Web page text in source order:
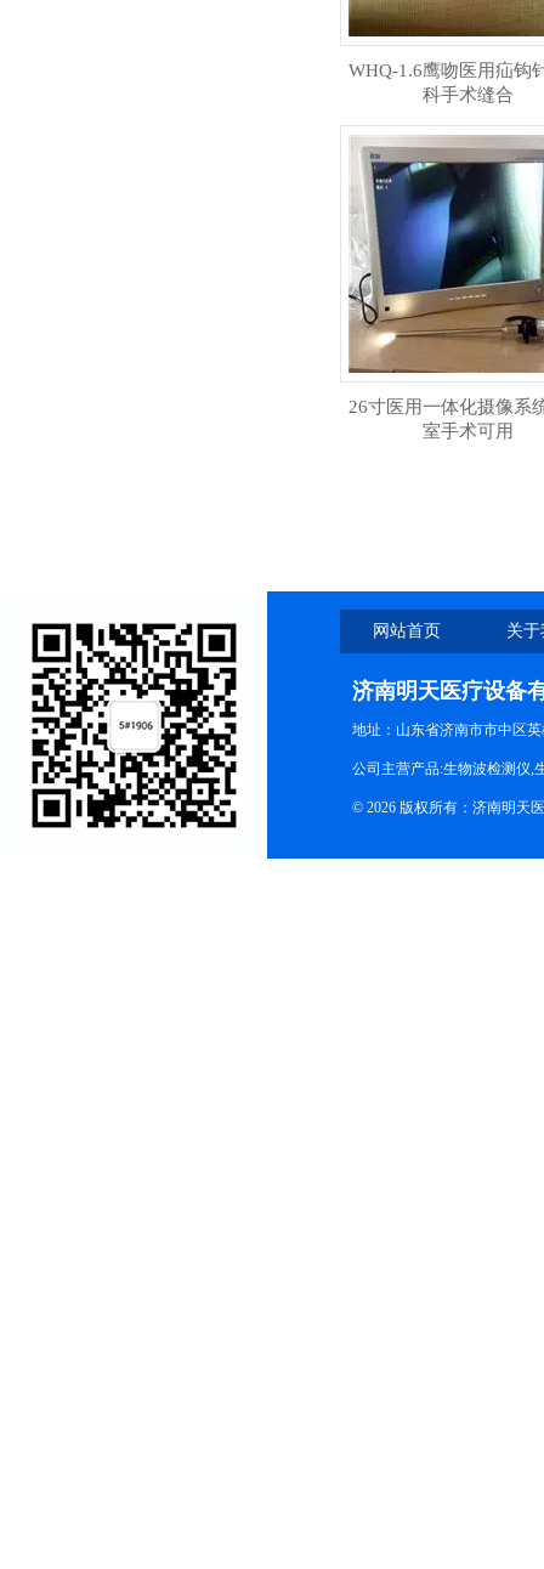
WHQ-1.6鹰吻医用疝钩
科手术缝合
26寸医用一体化摄像系
室手术可用
网站首页 关
济南明天医疗设备
地址：山东省济南市市中区
公司主营产品:生物波检测仪,
© 2026 版权所有：济南明天